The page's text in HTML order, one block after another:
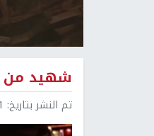
شهيد من
تم النشر بتاريخ: